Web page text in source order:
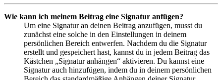
Wie kann ich meinem Beitrag eine Signatur anfügen?
Um eine Signatur an deinen Beitrag anzufügen, musst du
zunächst eine solche in den Einstellungen in deinem
persönlichen Bereich entwerfen. Nachdem du die Signatur
erstellt und gespeichert hast, kannst du in jedem Beitrag das
Kästchen „Signatur anhängen“ aktivieren. Du kannst eine
Signatur auch hinzufügen, indem du in deinem persönlichen